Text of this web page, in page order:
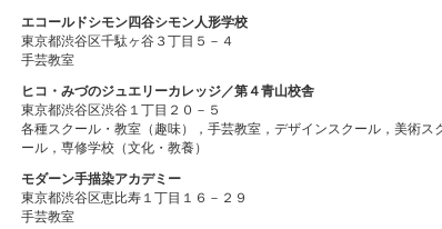
エコールドシモン四谷シモン人形学校
東京都渋谷区千駄ヶ谷３丁目５－４
手芸教室
ヒコ・みづのジュエリーカレッジ／第４青山校舎
東京都渋谷区渋谷１丁目２０－５
各種スクール・教室（趣味），手芸教室，デザインスクール，美術ス
ール，専修学校（文化・教養）
モダーン手描染アカデミー
東京都渋谷区恵比寿１丁目１６－２９
手芸教室